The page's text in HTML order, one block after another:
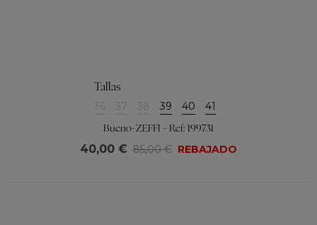
Tallas
36 37 38 39 40 41
Bueno-ZEFFI - Ref: 199731
40,00 € 85,00 € REBAJADO